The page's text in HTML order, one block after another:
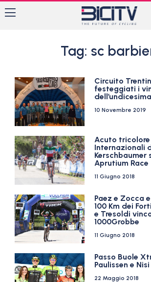
Tag: sc
Circuito
festeggiati i
10 Novembre 2019
Acuto
Internazionali
Kerschbaumer
Aprutium Race
11 Giugno 2018
Paez e Zocca
100 Km dei
e Tresoldi
1000Grobbe
11 Giugno 2018
Passo Buole
Paulissen e
22 Maggio 2018